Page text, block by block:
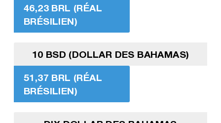
46,23 BRL (RÉAL
BRÉSILIEN)
10 BSD (DOLLAR DES BAHAMAS)
51,37 BRL (RÉAL
BRÉSILIEN)